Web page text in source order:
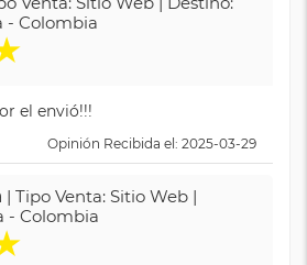
- Colombia
el envió!!!
Opinión Recibida el: 2025-03-29
| Tipo Venta: Sitio Web |
- Colombia